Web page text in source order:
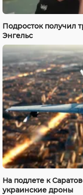
Подросток получил
Энгельс
На подлете к
украинские дроны